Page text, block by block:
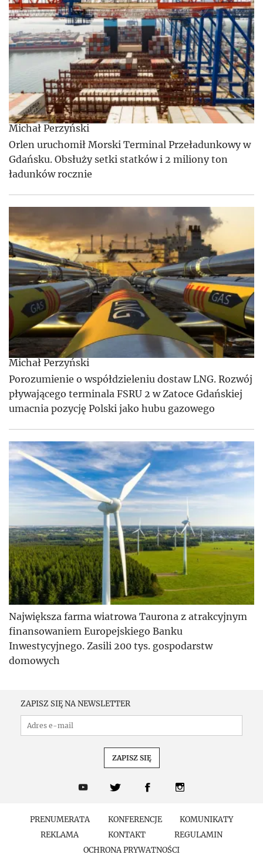
Michał Perzyński
Orlen uruchomił Morski Terminal Przeładunkowy w
Gdańsku. Obsłuży setki statków i 2 miliony ton
ładunków rocznie
Michał Perzyński
Porozumienie o współdzieleniu dostaw LNG. Rozwój
pływającego terminala FSRU 2 w Zatoce Gdańskiej
umacnia pozycję Polski jako hubu gazowego
Największa farma wiatrowa Taurona z atrakcyjnym
finansowaniem Europejskiego Banku
Inwestycyjnego. Zasili 200 tys. gospodarstw
domowych
PRENUMERATA KONFERENCJE
KOMUNIKATY
REKLAMA
KONTAKT
REGULAMIN
OCHRONA PRYWATNOŚCI
ZAPISZ SIĘ NA NEWSLETTER